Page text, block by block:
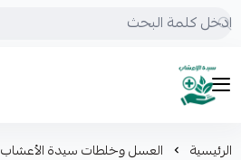
mrs.grasses
الرئيسية العسل وخلطات سيدة الأعشاب